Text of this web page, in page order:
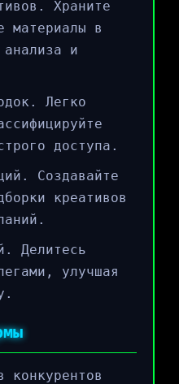
Храните
материалы в
и
Легко
доступа.
Создавайте
креативов
Делитесь
улучшая
конкурентов